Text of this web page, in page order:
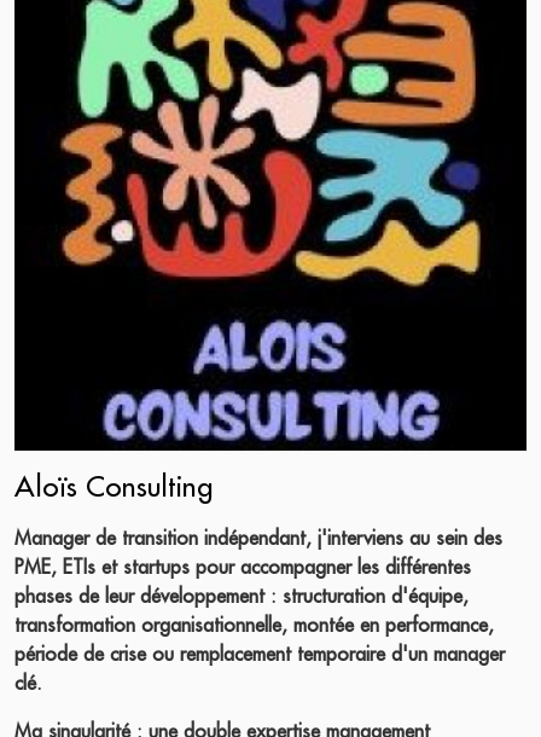
Aloïs Consulting
Manager de transition indépendant, j'interviens au sein des
PME, ETIs et startups pour accompagner les différentes
phases de leur développement : structuration d'équipe,
transformation organisationnelle, montée en performance,
période de crise ou remplacement temporaire d'un manager
clé.
Ma singularité : une double expertise management